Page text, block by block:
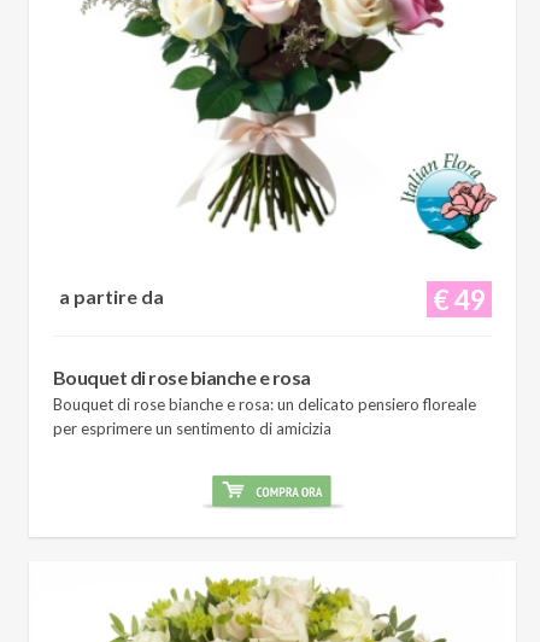
€ 49
a partire da
Bouquet di rose bianche e rosa
Bouquet di rose bianche e rosa: un delicato pensiero floreale
per esprimere un sentimento di amicizia